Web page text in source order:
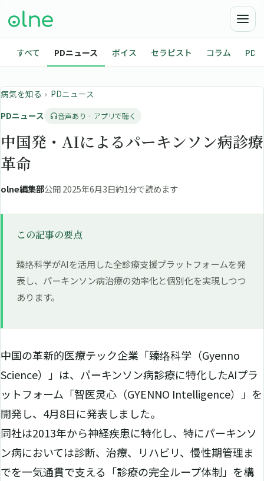
すべて PDニュース ボイス セラピスト コラム PD
病気を知る › PDニュース
PDニュース
音声あり · アプリで聴く
中国発・AIによるパーキンソン病診療
革命
olne編集部公開 2025年6月3日約1分で読めます
この記事の要点
臻络科学がAIを活用した全診療支援プラットフォームを発
表し、パーキンソン病治療の効率化と個別化を実現しつつ
あります。
中国の革新的医療テック企業「臻络科学（Gyenno
Science）」は、パーキンソン病診療に特化したAIプラ
ットフォーム「智医灵心（GYENNO Intelligence）」を
開発し、4月8日に発表しました。
同社は2013年から神経疾患に特化し、特にパーキンソ
ン病においては診断、治療、リハビリ、慢性期管理ま
でを一気通貫で支える「診療の完全ループ体制」を構